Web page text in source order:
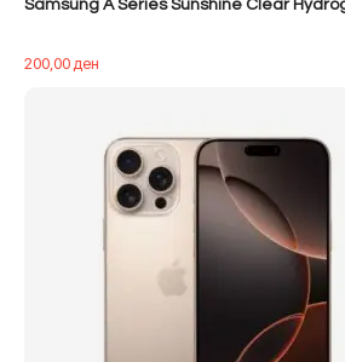
Samsung A Series Sunshine Clear
200,00ден